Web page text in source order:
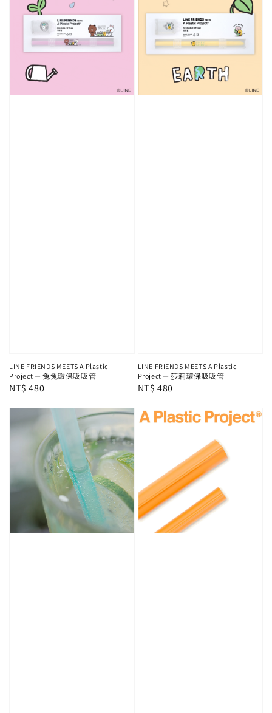
LINE FRIENDS MEETS A Plastic
Project — 兔兔環保吸吸管
Regular
NT$ 480
LINE FRIENDS MEETS A Plastic
Project — 莎莉環保吸吸管
Regular
NT$ 480